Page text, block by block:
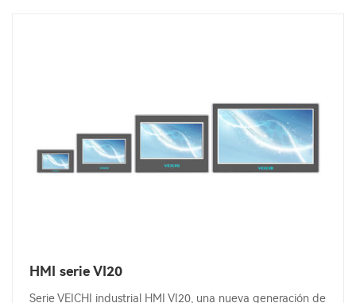
HMI serie VI20
Serie VEICHI industrial HMI VI20, una nueva generación de